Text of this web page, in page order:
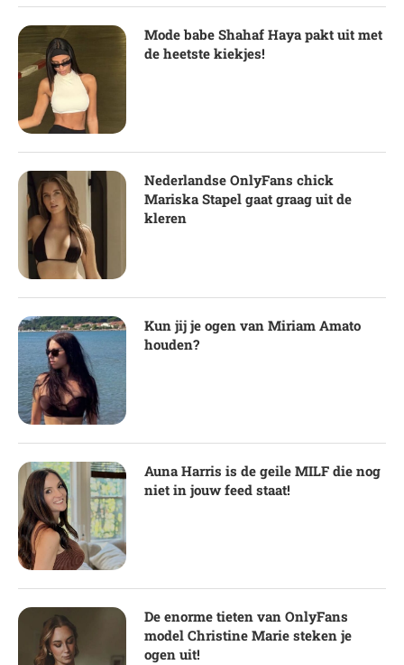
Mode babe Shahaf Haya pakt uit met
de heetste kiekjes!
Nederlandse OnlyFans chick
Mariska Stapel gaat graag uit de
kleren
Kun jij je ogen van Miriam Amato
houden?
Auna Harris is de geile MILF die nog
niet in jouw feed staat!
De enorme tieten van OnlyFans
model Christine Marie steken je
ogen uit!